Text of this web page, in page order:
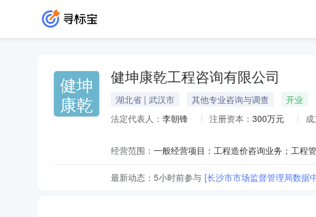
健坤
康乾
健坤康乾工程咨询有限公司
湖北省 | 武汉市 其他专业咨询与调查
开业
法定代表人： 李朝锋 注册资本： 300万元 成
经营范围：
最新动态： 5小时前参与 [长沙市市场监督管理局数据